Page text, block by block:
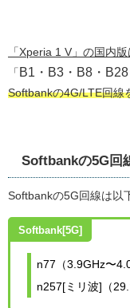
「Xperia 1 V」の国内版
「 B1・B3・B8・
Softbankの4G/LTE回線
Softbankの5G回
Softbankの5G回線は以
Softbank[5G]
n77（3.9GHz〜
n257[ミリ波]（